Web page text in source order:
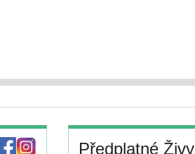
Předplatné Živy